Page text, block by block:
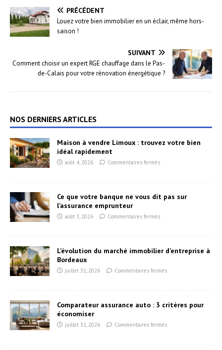
PRÉCÉDENT
Louez votre bien immobilier en un éclair, même hors-
saison !
SUIVANT
Comment choisir un expert RGE chauffage dans le Pas-
de-Calais pour votre rénovation énergétique ?
NOS DERNIERS ARTICLES
Maison à vendre Limoux : trouvez votre bien
idéal rapidement
août 4, 2026 Commentaires fermés
Ce que votre banque ne vous dit pas sur
l’assurance emprunteur
août 3, 2026 Commentaires fermés
L’évolution du marché immobilier d’entreprise à
Bordeaux
juillet 31, 2026 Commentaires fermés
Comparateur assurance auto : 3 critères pour
économiser
juillet 31, 2026 Commentaires fermés